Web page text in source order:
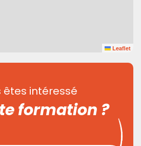
Leaflet
êtes intéressé
formation ?